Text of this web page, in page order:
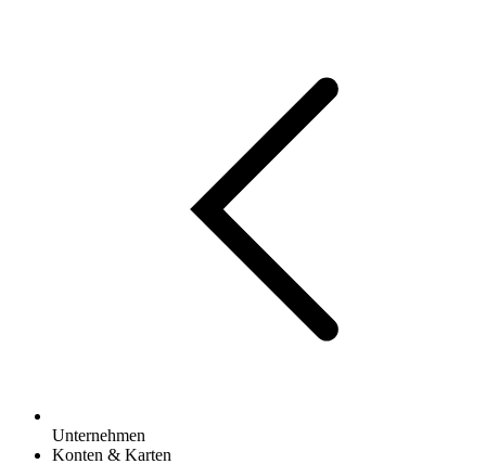
Unternehmen
Konten & Karten